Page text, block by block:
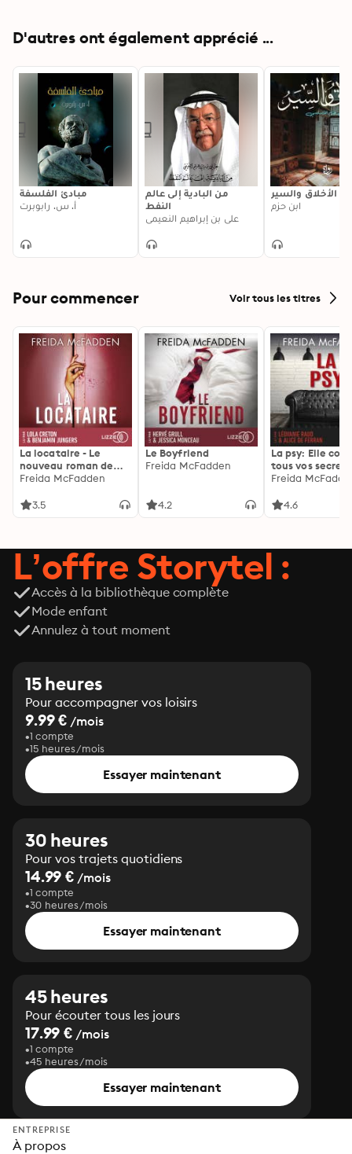
D'autres ont également apprécié ...
مبادئ الفلسفة
أ. س. رابوبرت
من البادية إلى عالم
النفط
علي بن إبراهيم النعيمي
الأخلاق والسير
ابن حزم
Pour commencer Voir tous les titres
La locataire - Le
nouveau roman de
l'autrice de La femme
Freida McFadden
3.5
Le Boyfriend
Freida McFadden
4.2
La psy: Elle
tous vos
découvrez les
Freida
4.6
L’offre Storytel :
Accès à la bibliothèque complète
Mode enfant
Annulez à tout moment
15 heures
Pour accompagner vos loisirs
9.99 € /mois
1 compte
15 heures/mois
Essayer maintenant
30 heures
Pour vos trajets quotidiens
14.99 € /mois
1 compte
30 heures/mois
Essayer maintenant
45 heures
Pour écouter tous les jours
17.99 € /mois
1 compte
45 heures/mois
Essayer maintenant
ENTREPRISE
À propos